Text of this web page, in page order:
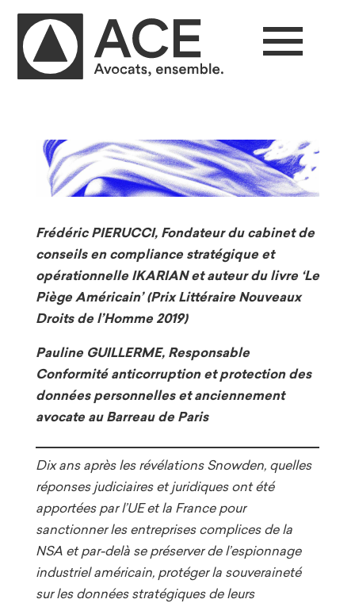
Frédéric PIERUCCI, Fondateur du cabinet de
conseils en compliance stratégique et
opérationnelle IKARIAN et auteur du livre ‘Le
Piège Américain’ (Prix Littéraire Nouveaux
Droits de l’Homme 2019)
Pauline GUILLERME, Responsable
Conformité anticorruption et protection des
données personnelles et anciennement
avocate au Barreau de Paris
Dix ans après les révélations Snowden, quelles
réponses judiciaires et juridiques ont été
apportées par l’UE et la France pour
sanctionner les entreprises complices de la
NSA et par-delà se préserver de l’espionnage
industriel américain, protéger la souveraineté
sur les données stratégiques de leurs